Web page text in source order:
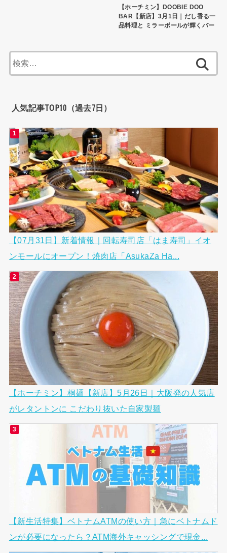
【ホーチミン】DOOBIE DOO
BAR【新店】3月1日｜だし香る一
品料理と ミラーボールが輝くバー
索:
人気記事TOP10（過去7日）
【07月31日】新着情報｜回転寿司店「はま寿司」イオ
ンモールにオープン！焼肉店「AsukaZa Ha...
【ホーチミン】桐麺【新店】5月26日｜大阪発の人気店
がレタントンに こだわり抜いた自家製麺
【新生活特集】ベトナムATMの使い方｜急にベトナムド
ンが必要になったら？ATM海外キャッシングで現金...